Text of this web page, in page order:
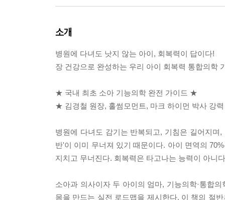
소개
병원에 다녀도 낫지 않는 아이, 회복력이 답이다!
장 건강으로 완성하는 우리 아이 회복력 통합의학
★ 국내 최초 소아 기능의학 완전 가이드 ★
★ 김경철 원장, 홀썸모먼트, 마크 하이먼 박사 강
병원에 다녀도 감기는 반복되고, 기침은 길어지
반'이 이미 무너져 있기 때문이다. 아이 면역의
지치고 무너진다. 회복력은 타고나는 능력이 아니
소아과 의사이자 두 아이의 엄마, 기능의학·통합
몸을 만드는 실전 로드맵을 제시한다. 이 책의 절